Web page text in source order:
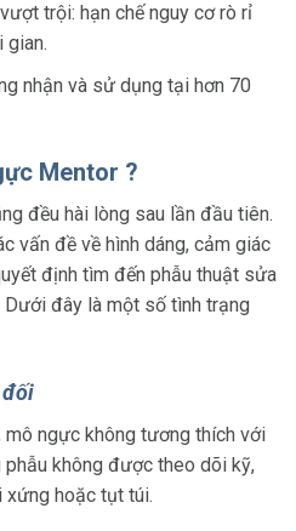
trội: hạn chế nguy cơ rò rỉ
gian.
nhận và sử dụng tại hơn 70
Mentor ?
đều hài lòng sau lần đầu tiên.
vấn đề về hình dáng, cảm giác
định tìm đến phẫu thuật sửa
đây là một số tình trạng
đối
mô ngực không tương thích với
không được theo dõi kỹ,
xứng hoặc tụt túi.